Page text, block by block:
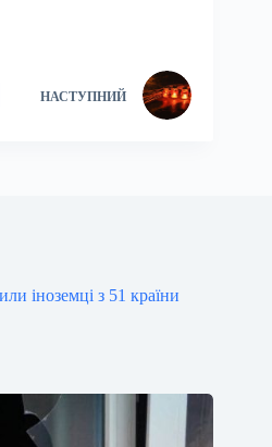
НАСТУПНИЙ
іноземці з 51 країни